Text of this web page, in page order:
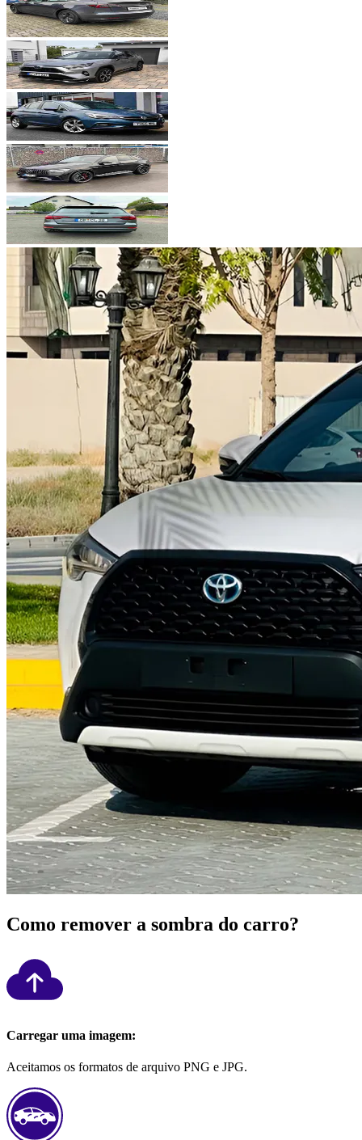
Como remover a sombra do carro?
Carregar uma imagem:
Aceitamos os formatos de arquivo PNG e JPG.